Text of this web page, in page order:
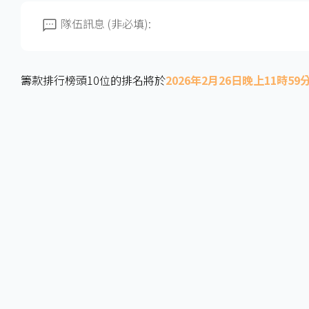
隊伍訊息 (非必填):
籌款排行榜頭10位的排名將於2026年2月26日晚上11時59